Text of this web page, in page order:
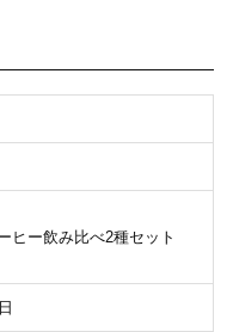
ヒー飲み比べ2種セット